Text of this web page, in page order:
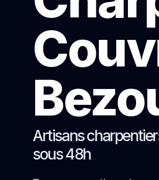
Artisans
sous 48h